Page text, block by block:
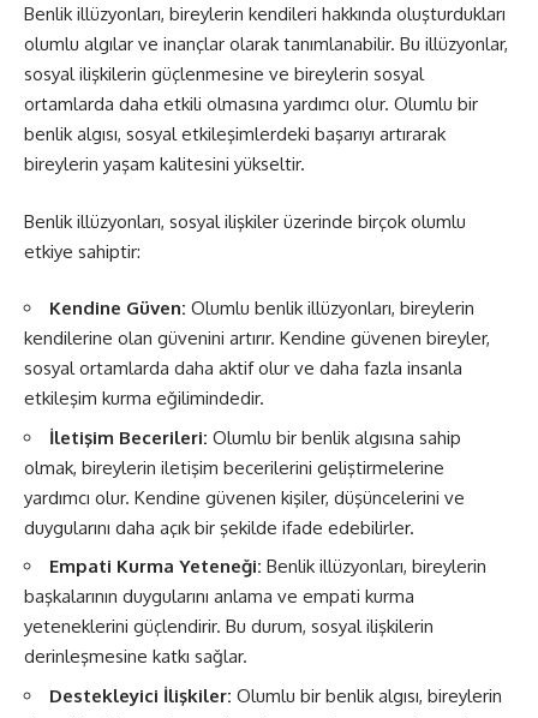
Benlik illüzyonları, bireylerin kendileri hakkında oluşturdukları
olumlu algılar ve inançlar olarak tanımlanabilir. Bu illüzyonlar,
sosyal ilişkilerin güçlenmesine ve bireylerin sosyal
ortamlarda daha etkili olmasına yardımcı olur. Olumlu bir
benlik algısı, sosyal etkileşimlerdeki başarıyı artırarak
bireylerin yaşam kalitesini yükseltir.
Benlik illüzyonları, sosyal ilişkiler üzerinde birçok olumlu
etkiye sahiptir:
Kendine Güven: Olumlu benlik illüzyonları, bireylerin
kendilerine olan güvenini artırır. Kendine güvenen bireyler,
sosyal ortamlarda daha aktif olur ve daha fazla insanla
etkileşim kurma eğilimindedir.
İletişim Becerileri: Olumlu bir benlik algısına sahip
olmak, bireylerin iletişim becerilerini geliştirmelerine
yardımcı olur. Kendine güvenen kişiler, düşüncelerini ve
duygularını daha açık bir şekilde ifade edebilirler.
Empati Kurma Yeteneği: Benlik illüzyonları, bireylerin
başkalarının duygularını anlama ve empati kurma
yeteneklerini güçlendirir. Bu durum, sosyal ilişkilerin
derinleşmesine katkı sağlar.
Destekleyici İlişkiler: Olumlu bir benlik algısı, bireylerin